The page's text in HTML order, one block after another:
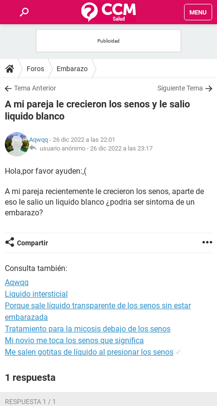
MENU
FOROS
SALUD
FAMILIA
NUTRICIÓN
GLOSARIO
Foros Embarazo
Tema Anterior Siguiente Tema
A mi pareja le crecieron los senos y le salio
liquido blanco
Aqwqq - 26 dic 2022 a las 22:01
usuario anónimo - 26 dic 2022 a las 23:17
Hola,por favor ayuden:,(
A mi pareja recientemente le crecieron los senos, aparte de
eso le salio un liquido blanco ¿podria ser sintoma de un
embarazo?
Compartir
Consulta también:
Aqwqq
Liquido intersticial
Porque sale líquido transparente de los senos sin estar
embarazada
Tratamiento para la micosis debajo de los senos
Mi novio me toca los senos que significa
Me salen gotitas de líquido al presionar los senos ✓
1 respuesta
RESPUESTA 1 / 1